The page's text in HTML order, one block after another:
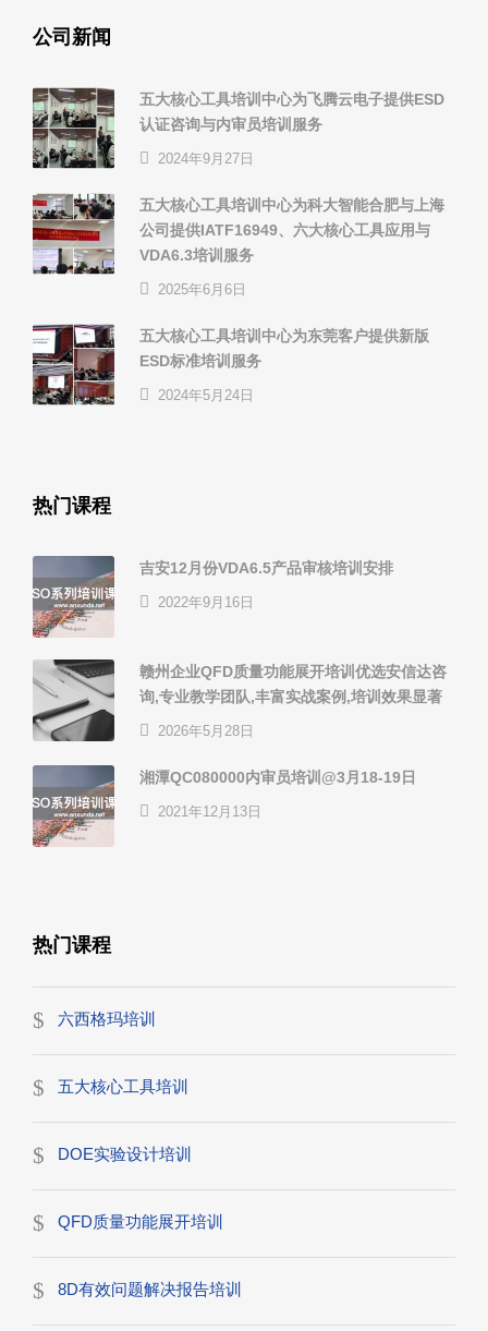
公司新闻
五大核心工具培训中心为飞腾云电子提供ESD
认证咨询与内审员培训服务
2024年9月27日
五大核心工具培训中心为科大智能合肥与上海
公司提供IATF16949、六大核心工具应用与
VDA6.3培训服务
2025年6月6日
五大核心工具培训中心为东莞客户提供新版
ESD标准培训服务
2024年5月24日
热门课程
吉安12月份VDA6.5产品审核培训安排
2022年9月16日
赣州企业QFD质量功能展开培训优选安信达咨
询,专业教学团队,丰富实战案例,培训效果显著
2026年5月28日
湘潭QC080000内审员培训@3月18-19日
2021年12月13日
热门课程
六西格玛培训
五大核心工具培训
DOE实验设计培训
QFD质量功能展开培训
8D有效问题解决报告培训